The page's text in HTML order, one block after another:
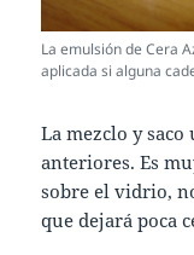
La emulsión de Cera
aplicada si alguna
La mezclo y
anteriores. Es
sobre el vidrio,
que dejará poca